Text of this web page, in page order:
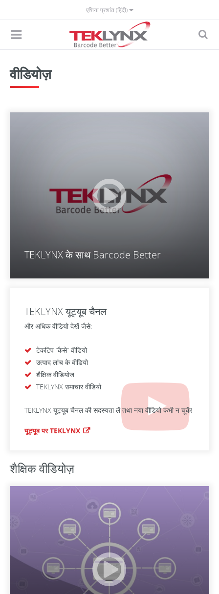
एशिया प्रशांत (हिंदी)
वीडियोज़
TEKLYNX के साथ Barcode Better
TEKLYNX यूट्यूब चैनल
और अधिक वीडियो देखें जैसे:
टेकटिप “कैसे” वीडियो
उत्पाद लांच के वीडियो
शैक्षिक वीडियोज
TEKLYNX समाचार वीडियो
TEKLYNX यूट्यूब चैनल की सदस्यता लें तथा नया वीडियो कभी न चूकें!
यूट्यूब पर TEKLYNX
शैक्षिक वीडियोज़